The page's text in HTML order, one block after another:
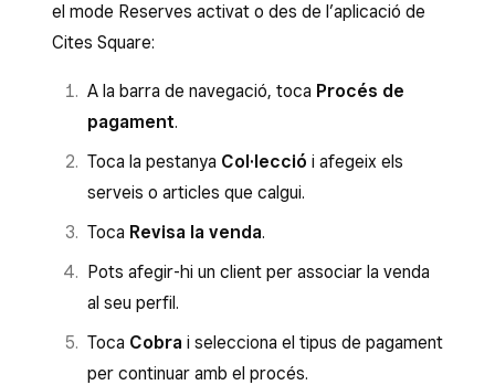
o
el pagament
si modifiques una cita abans d’acceptar el
pagament online corresponent, assegura’t de
fer clic a Desa abans d’acceptar-lo.
l’empleat amb el qual s’ha reservat la cita.
Toca
Afegeix qualsevol article o servei addicional
i selecciona
es transferirà automàticament des de la
cita reservada.
Processa la targeta del client o el mètode
de pagament que vulguis per completar la
transacció.
el mode Reserves activat o des de l’aplicació de
Cites Square:
A la barra de navegació, toca Procés de
pagament.
Toca la pestanya Col·lecció i afegeix els
serveis o articles que calgui.
Toca Revisa la venda.
Pots afegir-hi un client per associar la venda
al seu perfil.
Toca Cobra i selecciona el tipus de pagament
per continuar amb el procés.